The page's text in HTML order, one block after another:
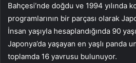
Bahçesi’nde doğdu ve 1994 yılında
programlarının bir parçası olarak
İnsan yaşıyla hesaplandığında 90
Japonya’da yaşayan en yaşlı panda
toplamda 16 yavrusu bulunuyor.